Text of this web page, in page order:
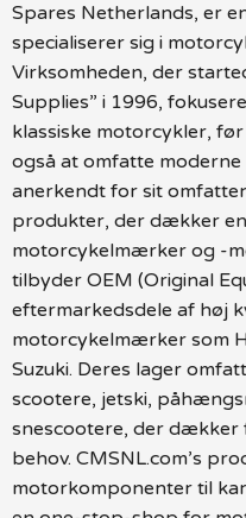
Spares Netherlands, er
specialiserer sig i
Virksomheden, der
Supplies” i 1996,
klassiske motorcykler,
også at omfatte moderne
anerkendt for sit
produkter, der dækker
motorcykelmærker og -
tilbyder OEM (Original
eftermarkedsdele af høj
motorcykelmærker som
Suzuki. Deres lager
scootere, jetski,
snescootere, der
behov. CMSNL.com’s
motorkomponenter til